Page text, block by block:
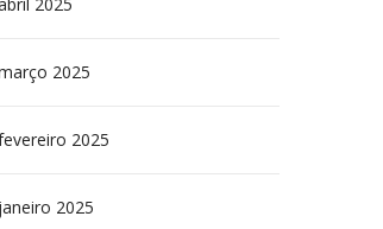
2025
2025
janeiro 2025